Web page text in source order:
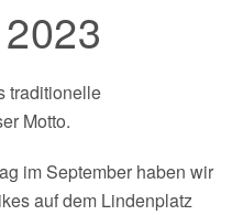
traditionelle
Motto.
im September haben wir
auf dem Lindenplatz